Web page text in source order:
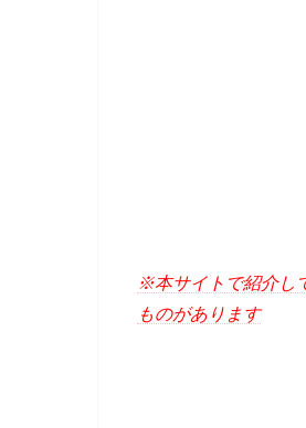
※本サイトで紹介し
ものがあります